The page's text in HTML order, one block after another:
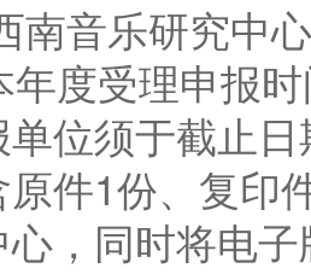
南音乐研究中
年度受理申报
单位须于截止
原件1份、复
心，同时将电